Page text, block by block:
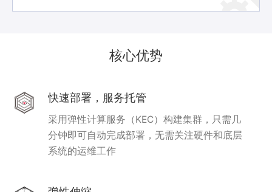
核心优势
快速部署，服务托管
采用弹性计算服务（KEC）构建集群，只需几
分钟即可自动完成部署，无需关注硬件和底层
系统的运维工作